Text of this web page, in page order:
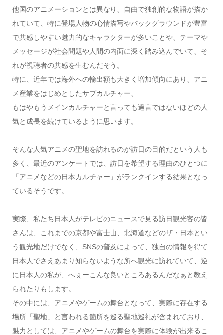
他国のアニメーションとは異なり、自由で独創的な物語が描か
れていて、特に登場人物の心情描写やバックグラウンドが豊富
で共感しやすい魅力的なキャラクターが多いことや、テーマや
メッセージが社会問題や人間の内面に深く踏み込んでいて、そ
れが視聴者の共感を生むんだそう。
特に、近年では海外への輸出額も大きく増加傾向にあり、アニ
メ産業をはじめとしたサブカルチャー、
もはやもうメインカルチャーと言っても過言ではないほどの人
気と成長を続けているように思います。
そんな人気アニメの聖地を訪れるのが訪日の目的だという人も
多く、最近のアンケートでは、訪日を希望する理由のひとつに
「アニメなどの日本カルチャー」がランクインする結果となっ
ているそうです。
実際、私たち日本人がテレビのニュースで見る訪日観光客の皆
さんは、これまでの京都や富士山、北海道などのザ・日本とい
う観光地だけでなく、SNSの普及によって、独自の情報を得て
日本人でさえあまり知らないような所へ観光に訪れていて、逆
に日本人の私が、へぇーこんな良いところあるんだなぁと教え
られたりもします。
その中には、アニメやゲームの舞台となって、実際に存在する
場所「聖地」と言われる箇所を巡る聖地巡礼が含まれており、
魅力としては、アニメやゲームの舞台を実際に体験が出来るこ